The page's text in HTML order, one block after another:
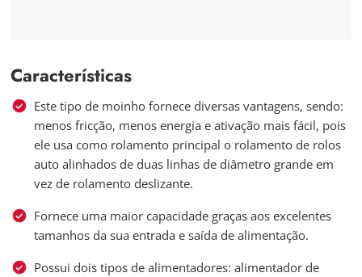
Características
Este tipo de moinho fornece diversas vantagens, sendo:
menos fricção, menos energia e ativação mais fácil, pois
ele usa como rolamento principal o rolamento de rolos
auto alinhados de duas linhas de diâmetro grande em
vez de rolamento deslizante.
Fornece uma maior capacidade graças aos excelentes
tamanhos da sua entrada e saída de alimentação.
Possui dois tipos de alimentadores: alimentador de